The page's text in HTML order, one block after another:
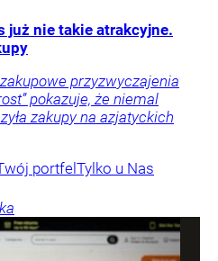
już nie takie atrakcyjne.
przyzwyczajenia
pokazuje, że niemal
zakupy na azjatyckich
portfelTylko u Nas